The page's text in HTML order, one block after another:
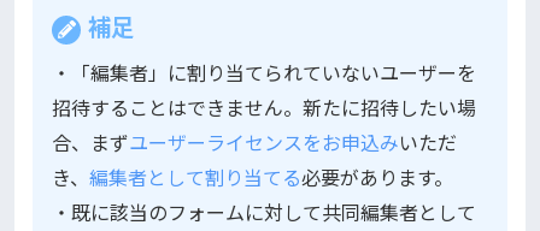
補足
・「編集者」に割り当てられていないユーザーを
招待することはできません。新たに招待したい場
合、まずユーザーライセンスをお申込みいただ
き、 編集者として割り当てる必要があります。
・既に該当のフォームに対して共同編集者として